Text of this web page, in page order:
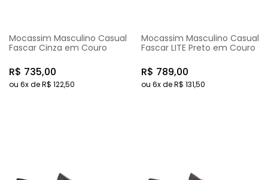
Mocassim Masculino Casual
Fascar Cinza em Couro
R$ 735,00
ou 6x deR$ 122,50
Mocassim Masculino Casual
Fascar LITE Preto em Couro
R$ 789,00
ou 6x deR$ 131,50